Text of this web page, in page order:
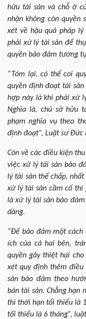
hữu tài sản và chỗ ở
nhận không còn quyền
xét về hậu quả pháp
phải xử lý tài sản để
quyền bảo đảm tương
“Tóm lại, có thể coi
quyền định đoạt tài
hợp này là khi phải xử
Nghĩa là, chủ sở hữu
phạm nghĩa vụ theo
định đoạt”, Luật sư Đức
Còn về các điều kiện
việc xử lý tài sản bảo
lý tài sản thế chấp,
xử lý tài sản cầm cố thì
là xử lý tài sản bảo
dàng.
“Để bảo đảm một
ích của cả hai bên,
quyền gây thiệt hại
xét quy định thêm
sản bảo đảm theo
bán tài sản. Chẳng hạn
thì thời hạn tối thiểu là
tối thiểu là 6 tháng”,